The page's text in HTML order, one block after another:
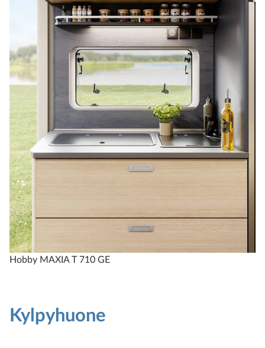
Hobby MAXIA T 710 GE
Kylpyhuone